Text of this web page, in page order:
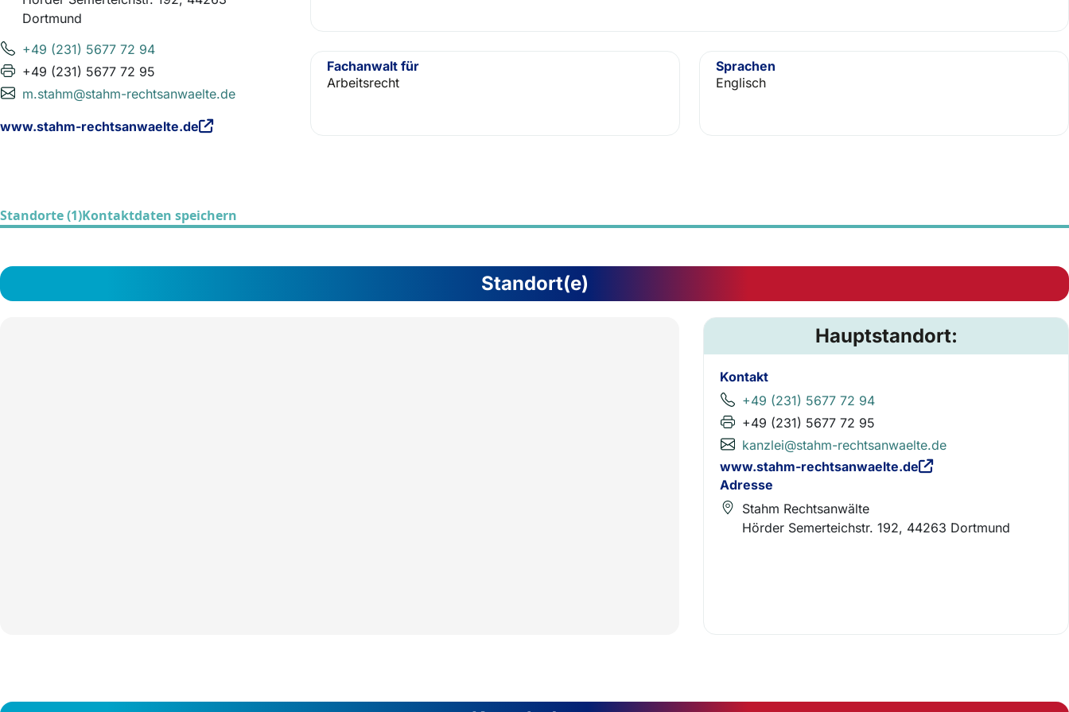
Dortmund
+49 (231) 5677 72 94
+49 (231) 5677 72 95
m.stahm@stahm-rechtsanwaelte.de
www.stahm-rechtsanwaelte.de
Fachanwalt für
Arbeitsrecht
Sprachen
Englisch
Standorte (1)Kontaktdaten speichern
Standort(e)
Hauptstandort:
Kontakt
+49 (231) 5677 72 94
+49 (231) 5677 72 95
kanzlei@stahm-rechtsanwaelte.de
www.stahm-rechtsanwaelte.de
Adresse
Stahm Rechtsanwälte
Hörder Semerteichstr. 192, 44263 Dortmund